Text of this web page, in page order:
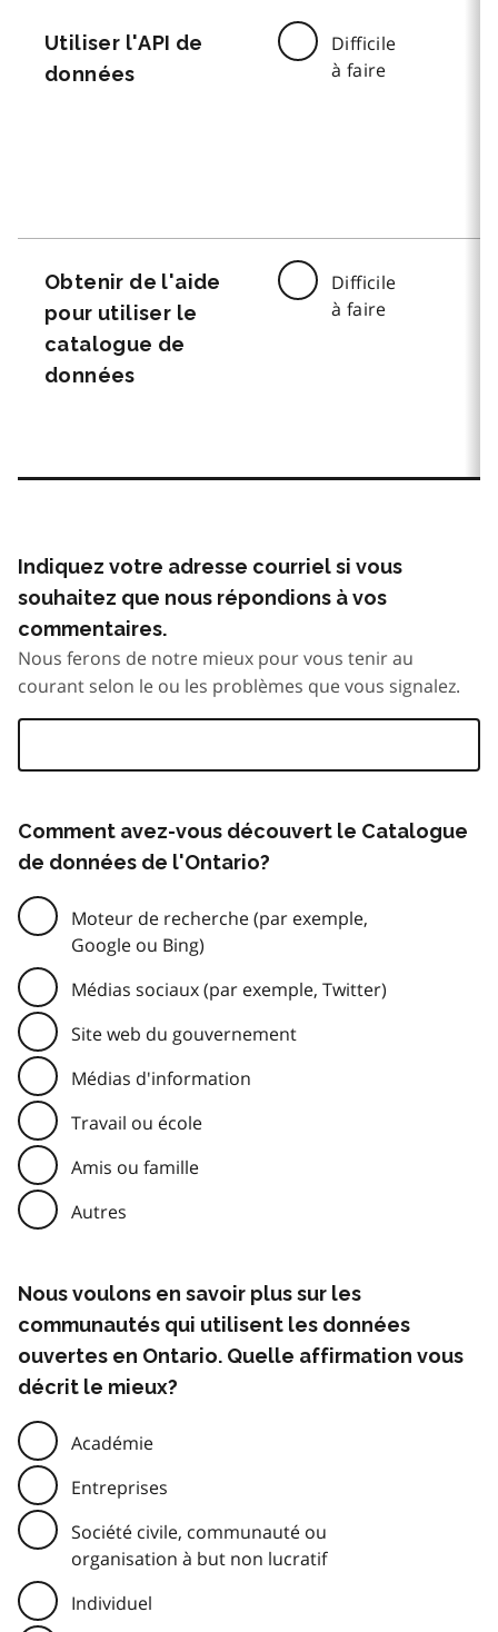
Utiliser l'API de
données
Difficile
à faire
Obtenir de l'aide
pour utiliser le
catalogue de
données
Difficile
à faire
Indiquez votre adresse courriel si vous
souhaitez que nous répondions à vos
commentaires.
Nous ferons de notre mieux pour vous tenir au
courant selon le ou les problèmes que vous signalez.
Comment avez-vous découvert le Catalogue
de données de l'Ontario?
Moteur de recherche (par exemple,
Google ou Bing)
Médias sociaux (par exemple, Twitter)
Site web du gouvernement
Médias d'information
Travail ou école
Amis ou famille
Autres
Nous voulons en savoir plus sur les
communautés qui utilisent les données
ouvertes en Ontario. Quelle affirmation vous
décrit le mieux?
Académie
Entreprises
Société civile, communauté ou
organisation à but non lucratif
Individuel